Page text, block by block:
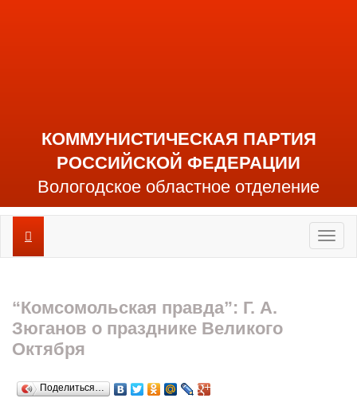
КОММУНИСТИЧЕСКАЯ ПАРТИЯ
РОССИЙСКОЙ ФЕДЕРАЦИИ
Вологодское областное отделение
“Комсомольская правда”: Г. А.
Зюганов о празднике Великого
Октября
Поделиться…